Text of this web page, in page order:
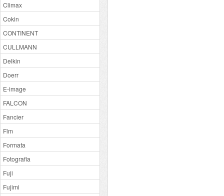
Climax
Cokin
CONTINENT
CULLMANN
Delkin
Doerr
E-image
FALCON
Fancier
Flm
Formata
Fotografia
Fuji
Fujimi